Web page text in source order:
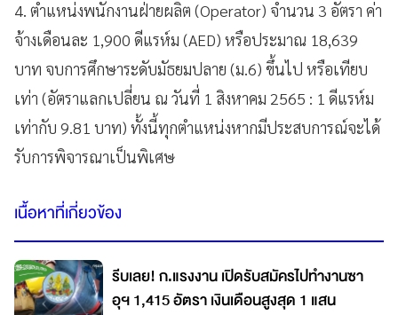
4. ตำแหน่งพนักงานฝ่ายผลิต (Operator) จำนวน 3 อัตรา ค่า
จ้างเดือนละ 1,900 ดีแรห์ม (AED) หรือประมาณ 18,639
บาท จบการศึกษาระดับมัธยมปลาย (ม.6) ขึ้นไป หรือเทียบ
เท่า (อัตราแลกเปลี่ยน ณ วันที่ 1 สิงหาคม 2565 : 1 ดีแรห์ม
เท่ากับ 9.81 บาท) ทั้งนี้ทุกตำแหน่งหากมีประสบการณ์จะได้
รับการพิจารณาเป็นพิเศษ
เนื้อหาที่เกี่ยวข้อง
รีบเลย! ก.แรงงาน เปิดรับสมัครไปทำงานซา
อุฯ 1,415 อัตรา เงินเดือนสูงสุด 1 แสน